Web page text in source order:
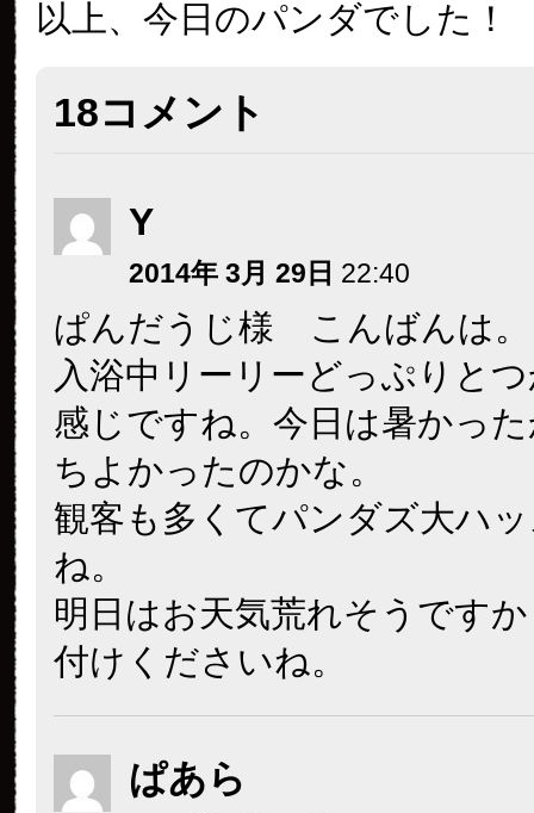
以上、今日のパンダでした！
18コメント
Y
2014年 3月 29日 22:40
ぱんだうじ様 こんばんは。
入浴中リーリーどっぷりと
感じですね。今日は暑かっ
ちよかったのかな。
観客も多くてパンダズ大ハ
ね。
明日はお天気荒れそうです
付けくださいね。
ぱあら